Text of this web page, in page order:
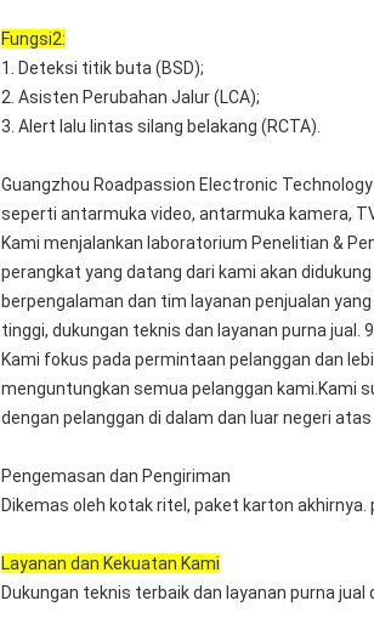
Fungsi2:
1. Deteksi titik buta (BSD);
2. Asisten Perubahan Jalur (LCA);
3. Alert lalu lintas silang belakang (RCTA).
Guangzhou Roadpassion Electronic
seperti antarmuka video, antarmuka kamera,
Kami menjalankan laboratorium Penelitian &
perangkat yang datang dari kami akan
berpengalaman dan tim layanan penjualan
tinggi, dukungan teknis dan layanan purna jual.
Kami fokus pada permintaan pelanggan dan
menguntungkan semua pelanggan kami.Kami
dengan pelanggan di dalam dan luar negeri
Pengemasan dan Pengiriman
Dikemas oleh kotak ritel, paket karton
Layanan dan Kekuatan Kami
Dukungan teknis terbaik dan layanan purna jual